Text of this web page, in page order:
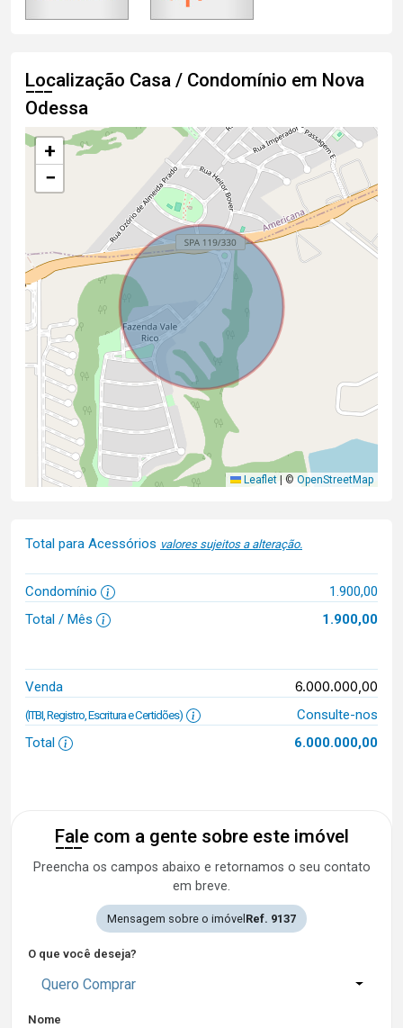
Localização Casa / Condomínio em Nova
Odessa
+
−
Leaflet | © OpenStreetMap
Total para Acessórios valores sujeitos a alteração.
Condomínio
1.900,00
Total / Mês
1.900,00
Venda 6.000.000,00
(ITBI, Registro, Escritura e Certidões)
Consulte-nos
Total
6.000.000,00
Fale com a gente sobre este imóvel
Preencha os campos abaixo e retornamos o seu contato
em breve.
Mensagem sobre o imóvelRef. 9137
O que você deseja?
Quero Comprar
Nome